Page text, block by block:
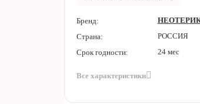
Бренд:
Страна:
РОССИЯ
Срок годности:
24 мес
Все характеристики